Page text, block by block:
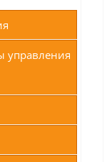
управления